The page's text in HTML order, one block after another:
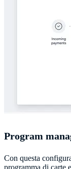
Program
Con questa
programma di carte